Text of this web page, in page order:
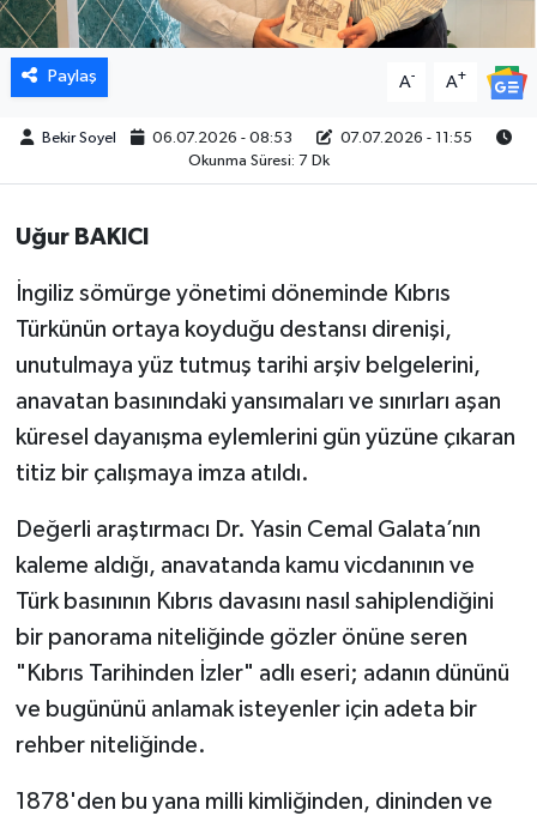
Paylaş A- A+
Bekir Soyel 06.07.2026 - 08:53
07.07.2026 - 11:55
Okunma Süresi: 7 Dk
Uğur BAKICI
İngiliz sömürge yönetimi döneminde Kıbrıs
Türkünün ortaya koyduğu destansı direnişi,
unutulmaya yüz tutmuş tarihi arşiv belgelerini,
anavatan basınındaki yansımaları ve sınırları aşan
küresel dayanışma eylemlerini gün yüzüne çıkaran
titiz bir çalışmaya imza atıldı.
Değerli araştırmacı Dr. Yasin Cemal Galata’nın
kaleme aldığı, anavatanda kamu vicdanının ve
Türk basınının Kıbrıs davasını nasıl sahiplendiğini
bir panorama niteliğinde gözler önüne seren
"Kıbrıs Tarihinden İzler" adlı eseri; adanın dününü
ve bugününü anlamak isteyenler için adeta bir
rehber niteliğinde.
1878'den bu yana milli kimliğinden, dininden ve